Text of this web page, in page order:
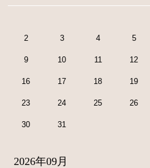
2 3 4 5
9 10 11 12
16 17 18 19
23 24 25 26
30 31
2026年09月